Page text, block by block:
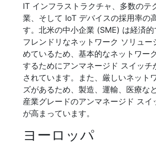
IT インフラストラクチャ、多数のテ
業、そして IoT デバイスの採用率の
す。北米の中小企業 (SME) は経済的
フレンドリなネットワーク ソリュー
めているため、基本的なネットワー
するためにアンマネージド スイッチ
されています。また、厳しいネット
ズがあるため、製造、運輸、医療な
産業グレードのアンマネージド スイ
が高まっています。
ヨーロッパ